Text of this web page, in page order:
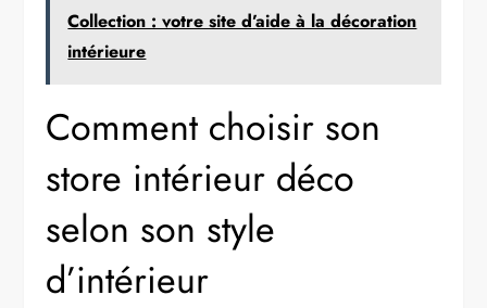
Collection : votre site d’aide à la décoration
intérieure
Comment choisir son
store intérieur déco
selon son style
d’intérieur